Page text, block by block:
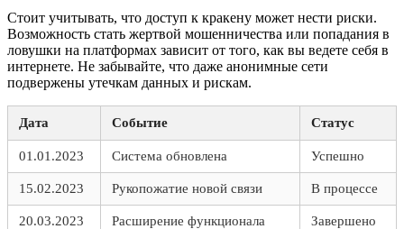
Стоит учитывать, что доступ к кракену может нести риски.
Возможность стать жертвой мошенничества или попадания в
ловушки на платформах зависит от того, как вы ведете себя в
интернете. Не забывайте, что даже анонимные сети
подвержены утечкам данных и рискам.
Дата Событие Статус
01.01.2023 Система обновлена Успешно
15.02.2023 Рукопожатие новой связи В процессе
20.03.2023 Расширение функционала Завершено